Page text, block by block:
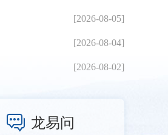
[2026-08-05]
[2026-08-04]
[2026-08-02]
 龙易问